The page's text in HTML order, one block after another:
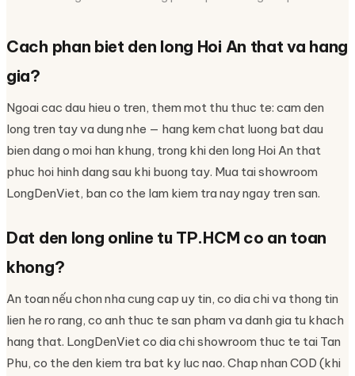
Cach phan biet den long Hoi An that va hang
gia?
Ngoai cac dau hieu o tren, them mot thu thuc te: cam den
long tren tay va dung nhe — hang kem chat luong bat dau
bien dang o moi han khung, trong khi den long Hoi An that
phuc hoi hinh dang sau khi buong tay. Mua tai showroom
LongDenViet, ban co the lam kiem tra nay ngay tren san.
Dat den long online tu TP.HCM co an toan
khong?
An toan nếu chon nha cung cap uy tin, co dia chi va thong tin
lien he ro rang, co anh thuc te san pham va danh gia tu khach
hang that. LongDenViet co dia chi showroom thuc te tai Tan
Phu, co the den kiem tra bat ky luc nao. Chap nhan COD (khi